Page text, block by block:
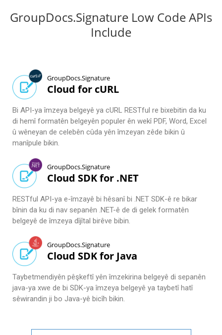
GroupDocs.Signature Low Code APIs
Include
GroupDocs.Signature
Cloud for cURL
Bi API-ya îmzeya belgeyê ya cURL RESTful re bixebitin da ku
di hemî formatên belgeyên populer ên wekî PDF, Word, Excel
û wêneyan de celebên cûda yên îmzeyan zêde bikin û
manîpule bikin.
GroupDocs.Signature
Cloud SDK for .NET
RESTful API-ya e-îmzayê bi hêsanî bi .NET SDK-ê re bikar
bînin da ku di nav sepanên .NET-ê de di gelek formatên
belgeyê de îmzeya dîjîtal birêve bibin.
GroupDocs.Signature
Cloud SDK for Java
Taybetmendiyên pêşkeftî yên îmzekirina belgeyê di sepanên
java-ya xwe de bi SDK-ya îmzeya belgeyê ya taybetî hatî
sêwirandin ji bo Java-yê bicîh bikin.